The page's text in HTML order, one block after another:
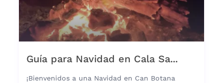
Guía para Navidad en Cala Sa...
¡Bienvenidos a una Navidad en Can Botana